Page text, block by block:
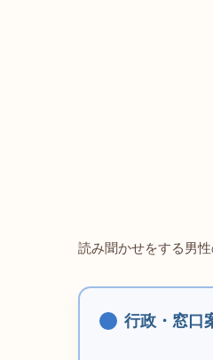
読み聞かせをする男
行政・窓口